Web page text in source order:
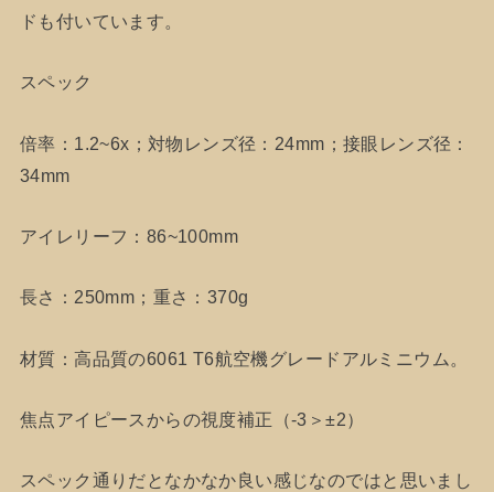
ドも付いています。
スペック
倍率：1.2~6x；対物レンズ径：24mm；接眼レンズ径：
34mm
アイレリーフ：86~100mm
長さ：250mm；重さ：370g
材質：高品質の6061 T6航空機グレードアルミニウム。
焦点アイピースからの視度補正（-3＞±2）
スペック通りだとなかなか良い感じなのではと思いまし